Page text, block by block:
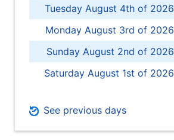
Tuesday August 4th of 2026
Monday August 3rd of 2026
Sunday August 2nd of 2026
Saturday August 1st of 2026
See previous days